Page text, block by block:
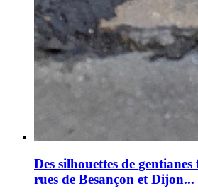
Des silhouettes de
rues de Besançon et Dijon...